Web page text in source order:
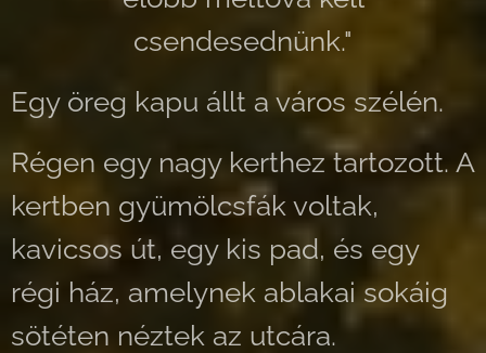
csendesednünk."
Egy öreg kapu állt a város szélén.
Régen egy nagy kerthez tartozott. A
kertben gyümölcsfák voltak,
kavicsos út, egy kis pad, és egy
régi ház, amelynek ablakai sokáig
sötéten néztek az utcára.